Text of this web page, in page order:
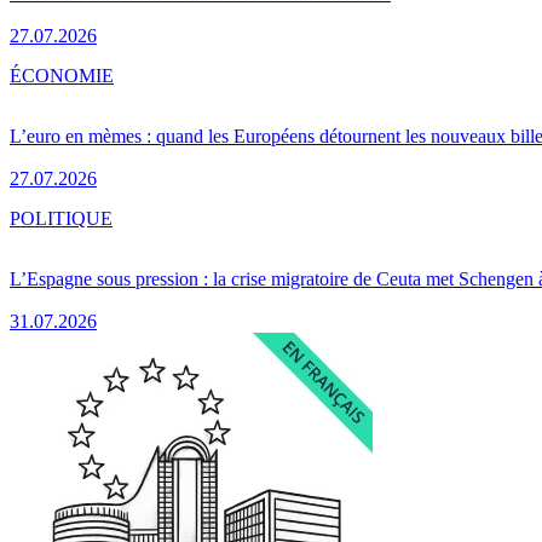
27.07.2026
L’euro en mèmes : quand les Européens détournent les nouveaux
27.07.2026
ÉCONOMIE
L’Espagne sous pression : la crise migratoire de Ceuta met Schengen
31.07.2026
POLITIQUE